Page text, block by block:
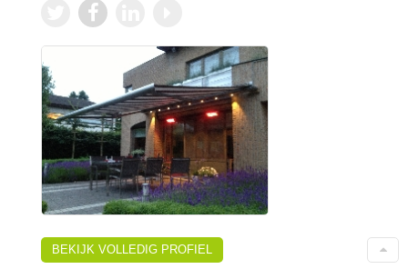
BEKIJK VOLLEDIG PROFIEL